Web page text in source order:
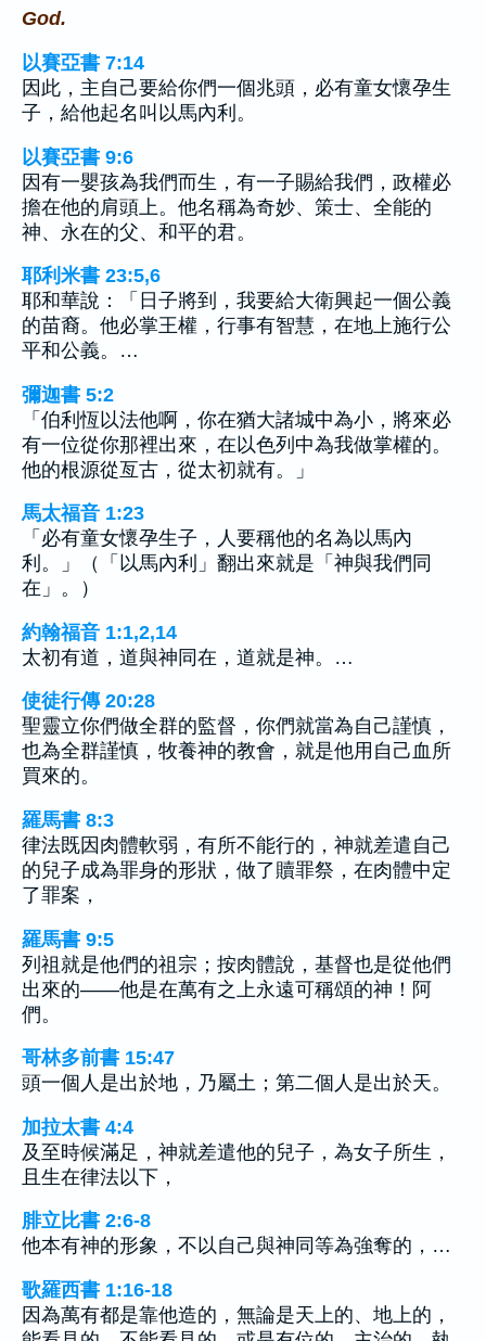
God.
以賽亞書 7:14
因此，主自己要給你們一個兆頭，必有童女懷孕生
子，給他起名叫以馬內利。
以賽亞書 9:6
因有一嬰孩為我們而生，有一子賜給我們，政權必
擔在他的肩頭上。他名稱為奇妙、策士、全能的
神、永在的父、和平的君。
耶利米書 23:5,6
耶和華說：「日子將到，我要給大衛興起一個公義
的苗裔。他必掌王權，行事有智慧，在地上施行公
平和公義。…
彌迦書 5:2
「伯利恆以法他啊，你在猶大諸城中為小，將來必
有一位從你那裡出來，在以色列中為我做掌權的。
他的根源從亙古，從太初就有。」
馬太福音 1:23
「必有童女懷孕生子，人要稱他的名為以馬內
利。」（「以馬內利」翻出來就是「神與我們同
在」。）
約翰福音 1:1,2,14
太初有道，道與神同在，道就是神。…
使徒行傳 20:28
聖靈立你們做全群的監督，你們就當為自己謹慎，
也為全群謹慎，牧養神的教會，就是他用自己血所
買來的。
羅馬書 8:3
律法既因肉體軟弱，有所不能行的，神就差遣自己
的兒子成為罪身的形狀，做了贖罪祭，在肉體中定
了罪案，
羅馬書 9:5
列祖就是他們的祖宗；按肉體說，基督也是從他們
出來的——他是在萬有之上永遠可稱頌的神！阿
們。
哥林多前書 15:47
頭一個人是出於地，乃屬土；第二個人是出於天。
加拉太書 4:4
及至時候滿足，神就差遣他的兒子，為女子所生，
且生在律法以下，
腓立比書 2:6-8
他本有神的形象，不以自己與神同等為強奪的，…
歌羅西書 1:16-18
因為萬有都是靠他造的，無論是天上的、地上的，